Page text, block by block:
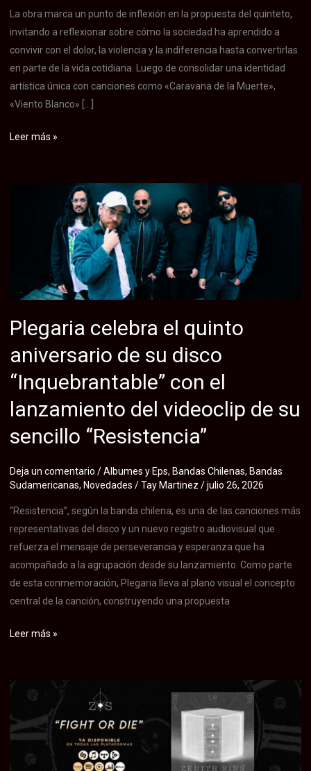
La obra marca un punto de inflexión en la propuesta del quinteto,
invitando a reflexionar sobre cómo la sociedad ha aprendido a
convivir con el dolor, la violencia y la indiferencia hasta convertirlas
en parte de la vida cotidiana. Luego de consolidar una identidad
artística única con canciones como «Caravana de la Muerte»,
«Viento Blanco» […]
La
«Normalidad»,
metal
que
aborda
problemáticas
de
sociedad
Leer más »
Plegaria celebra el quinto
aniversario de su disco
“Inquebrantable” con el
lanzamiento del videoclip de su
sencillo “Resistencia”
Deja un comentario /Albumes y Eps, Bandas Chilenas, Bandas
Sudamericanas, Novedades /Tay Martinez /julio 26, 2026
“Resistencia”, según la banda chilena, es una de las canciones más
representativas del disco y un nuevo registro audiovisual que
refuerza el mensaje de perseverancia y esperanza que ha
acompañado a la agrupación desde su lanzamiento. Como parte
de esta conmemoración, Plegaria lleva al plano visual el concepto
central de la canción, construyendo una propuesta
Plegaria
quinto
aniversario
de
su
Leer más »